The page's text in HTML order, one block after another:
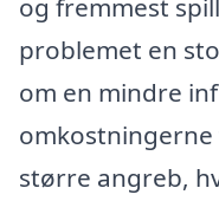
problemet en
om en mindre
større angreb,